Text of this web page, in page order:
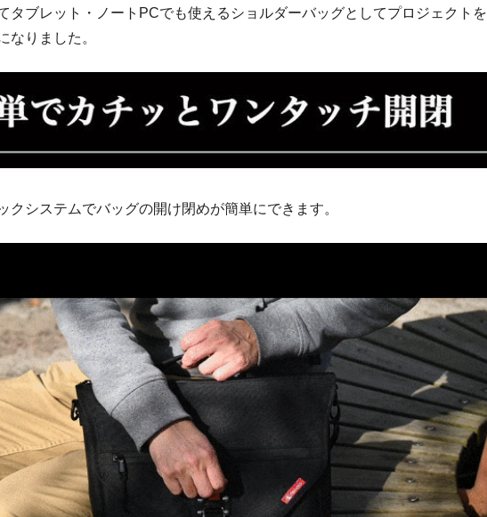
タブレット・ノートPCでも使えるショルダーバッグとしてプロジェクトを
なりました。
クシステムでバッグの開け閉めが簡単にできます。